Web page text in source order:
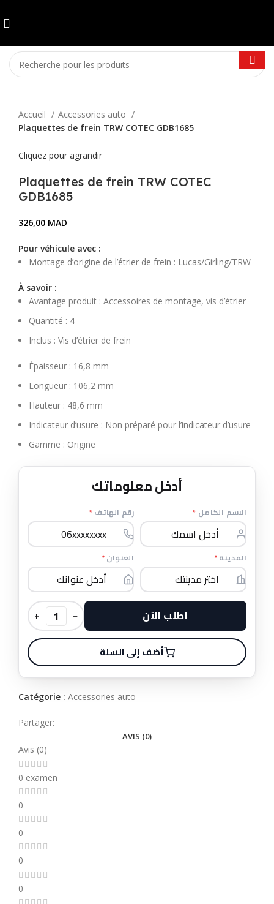
Accueil
Accessories auto
Plaquettes de frein TRW COTEC GDB1685
Cliquez pour agrandir
Plaquettes de frein TRW COTEC
GDB1685
326,00 MAD
Pour véhicule avec :
Montage d’origine de l’étrier de frein : Lucas/Girling/TRW
À savoir :
Avantage produit : Accessoires de montage, vis d’étrier
Quantité : 4
Inclus : Vis d’étrier de frein
Épaisseur : 16,8 mm
Longueur : 106,2 mm
Hauteur : 48,6 mm
Indicateur d’usure : Non préparé pour l’indicateur d’usure
Gamme : Origine
أدخل معلوماتك
الاسم الكامل * رقم الهاتف*
المدينة* العنوان*
اطلب الآن −
+
أضف إلى السلة
Catégorie : Accessories auto
Partager:
AVIS (0)
Avis (0)
0 examen
0
0
0
0